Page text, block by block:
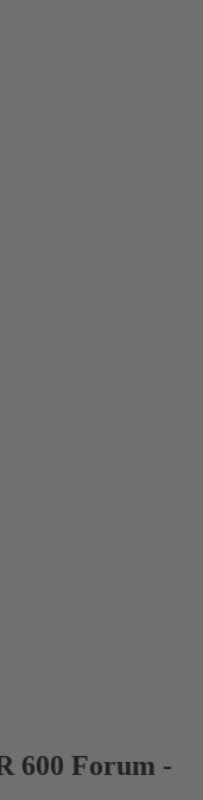
600 Forum -